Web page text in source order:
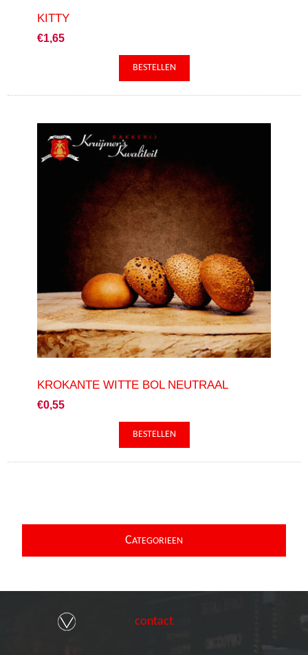
KITTY
€1,65
KROKANTE WITTE BOL NEUTRAAL
€0,55
CATEGORIEEN
contact